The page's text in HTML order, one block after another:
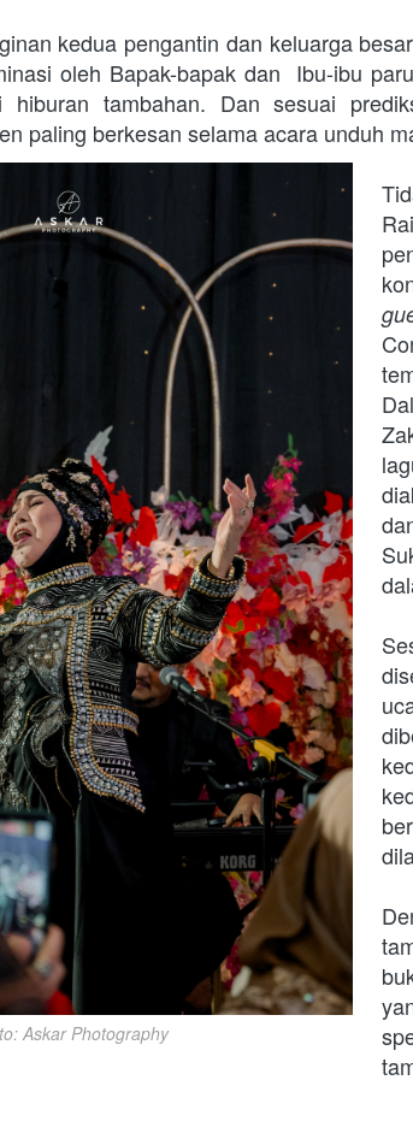
kedua pengantin dan keluarga
oleh Bapak-bapak dan  Ibu-ibu
hiburan tambahan. Dan sesuai
paling berkesan selama acara unduh
Askar Photography